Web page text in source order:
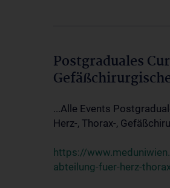
Postgraduales
...Alle Events
Herz-, Thorax-,
https://
abteilung-fuer-herz-